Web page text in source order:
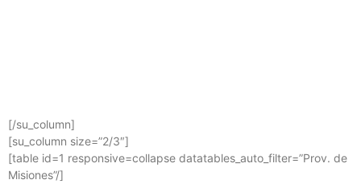
[/su_column]
[su_column size=”2/3″]
[table id=1 responsive=collapse datatables_auto_filter=”Prov. de
Misiones”/]